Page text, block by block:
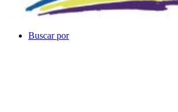
Buscar por